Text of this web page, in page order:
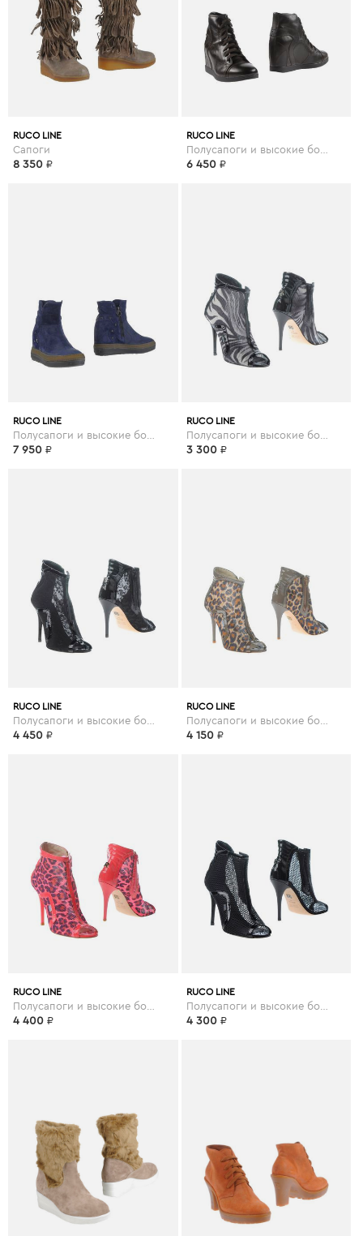
RUCO LINE
Сапоги
8 350 ₽
RUCO LINE
Полусапоги и высокие ботинки
6 450 ₽
RUCO LINE
7 950 ₽
RUCO LINE
Полусапоги и высокие ботинки
3 300 ₽
RUCO LINE
4 450 ₽
RUCO LINE
Полусапоги и высокие ботинки
4 150 ₽
RUCO LINE
4 400 ₽
RUCO LINE
Полусапоги и высокие ботинки
4 300 ₽